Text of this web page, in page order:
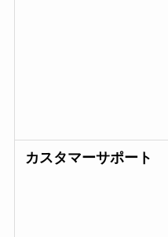
カスタマーサポート